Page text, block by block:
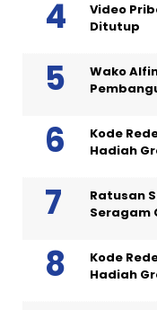
Video
Ditutup
Wako
Kode
Hadiah
Ratusan
Seragam
Kode
Hadiah